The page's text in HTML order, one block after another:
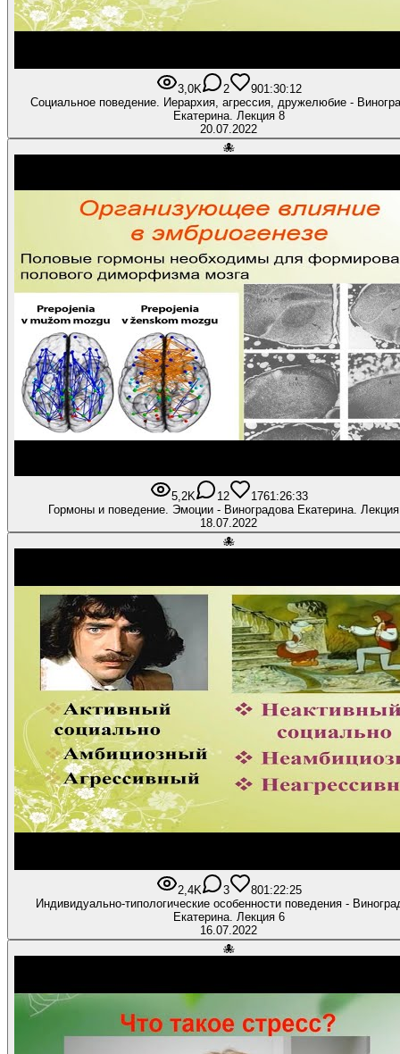
3,0K 2 901:30:12
Социальное поведение. Иерархия, агрессия, дружелюбие -
Екатерина. Лекция 8
20.07.2022
🐙
5,2K 12 1761:26:33
Гормоны и поведение. Эмоции - Виноградова Екатерина.
18.07.2022
🐙
2,4K 3 801:22:25
Индивидуально-типологические особенности поведения -
Екатерина. Лекция 6
16.07.2022
🐙